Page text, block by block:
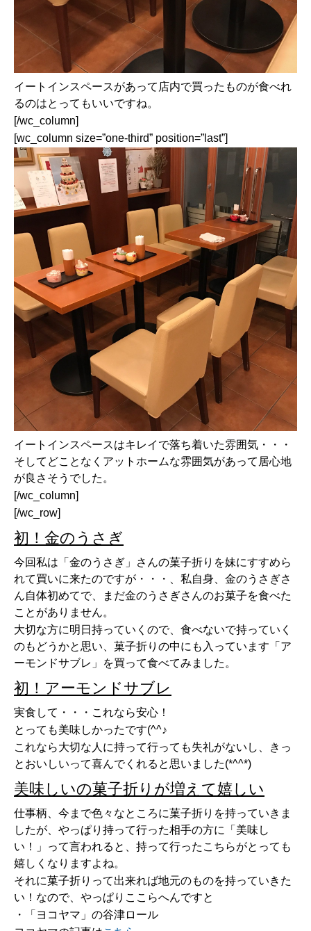
イートインスペースがあって店内で買ったものが食べれ
るのはとってもいいですね。
[/wc_column]
[wc_column size=”one-third” position=”last”]
イートインスペースはキレイで落ち着いた雰囲気・・・
そしてどことなくアットホームな雰囲気があって居心地
が良さそうでした。
[/wc_column]
[/wc_row]
初！金のうさぎ
今回私は「金のうさぎ」さんの菓子折りを妹にすすめら
れて買いに来たのですが・・・、私自身、金のうさぎさ
ん自体初めてで、まだ金のうさぎさんのお菓子を食べた
ことがありません。
大切な方に明日持っていくので、食べないで持っていく
のもどうかと思い、菓子折りの中にも入っています「ア
ーモンドサブレ」を買って食べてみました。
初！アーモンドサブレ
実食して・・・これなら安心！
とっても美味しかったです(^^♪
これなら大切な人に持って行っても失礼がないし、きっ
とおいしいって喜んでくれると思いました(*^^*)
美味しいの菓子折りが増えて嬉しい
仕事柄、今まで色々なところに菓子折りを持っていきま
したが、やっぱり持って行った相手の方に「美味し
い！」って言われると、持って行ったこちらがとっても
嬉しくなりますよね。
それに菓子折りって出来れば地元のものを持っていきた
い！なので、やっぱりここらへんですと
・「ヨコヤマ」の谷津ロール